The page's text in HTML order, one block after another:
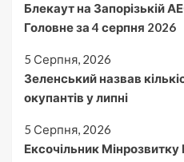
Блекаут на Запорізькій
Головне за 4 серпня 2026
5 Серпня, 2026
Зеленський назвав
окупантів у липні
5 Серпня, 2026
Ексочільник